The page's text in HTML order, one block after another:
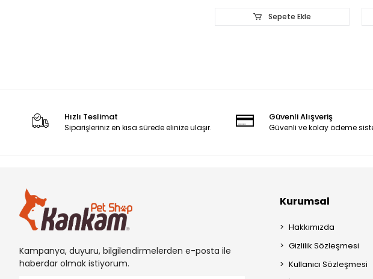
SGROOM
SunSun
Swastic
TOMMY
Sepete Ekle
Hızlı Teslimat
Siparişleriniz en kısa sürede elinize ulaşır.
Güvenli Alışveriş
Güvenli ve kolay ödeme
Kampanya, duyuru, bilgilendirmelerden e-posta ile
haberdar olmak istiyorum.
Kurumsal
Hakkımızda
Gizlilik Sözleşmesi
Kullanıcı Sözleşmesi